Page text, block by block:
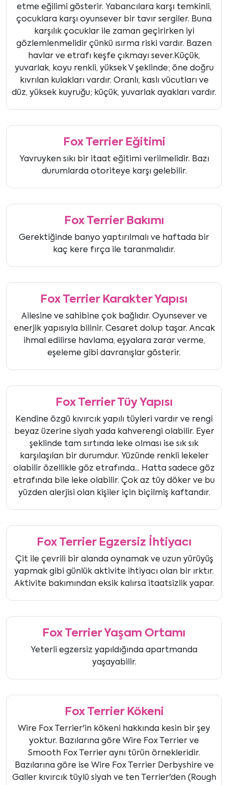
etme eğilimi gösterir. Yabancılara karşı temkinli,
çocuklara karşı oyunsever bir tavır sergiler. Buna
karşılık çocuklar ile zaman geçirirken iyi
gözlemlenmelidir çünkü ısırma riski vardır. Bazen
havlar ve etrafı keşfe çıkmayı sever.Küçük,
yuvarlak, koyu renkli, yüksek V şeklinde; öne doğru
kıvrılan kulakları vardır. Oranlı, kaslı vücutları ve
düz, yüksek kuyruğu; küçük, yuvarlak ayakları vardır.
Fox Terrier Eğitimi
Yavruyken sıkı bir itaat eğitimi verilmelidir. Bazı
durumlarda otoriteye karşı gelebilir.
Fox Terrier Bakımı
Gerektiğinde banyo yaptırılmalı ve haftada bir
kaç kere fırça ile taranmalıdır.
Fox Terrier Karakter Yapısı
Ailesine ve sahibine çok bağlıdır. Oyunsever ve
enerjik yapısıyla bilinir. Cesaret dolup taşar. Ancak
ihmal edilirse havlama, eşyalara zarar verme,
eşeleme gibi davranışlar gösterir.
Fox Terrier Tüy Yapısı
Kendine özgü kıvırcık yapılı tüyleri vardır ve rengi
beyaz üzerine siyah yada kahverengi olabilir. Eyer
şeklinde tam sırtında leke olması ise sık sık
karşılaşılan bir durumdur. Yüzünde renkli lekeler
olabilir özellikle göz etrafında... Hatta sadece göz
etrafında bile leke olabilir. Çok az tüy döker ve bu
yüzden alerjisi olan kişiler için biçilmiş kaftandır.
Fox Terrier Egzersiz İhtiyacı
Çit ile çevrili bir alanda oynamak ve uzun yürüyüş
yapmak gibi günlük aktivite ihtiyacı olan bir ırktır.
Aktivite bakımından eksik kalırsa itaatsizlik yapar.
Fox Terrier Yaşam Ortamı
Yeterli egzersiz yapıldığında apartmanda
yaşayabilir.
Fox Terrier Kökeni
Wire Fox Terrier'in kökeni hakkında kesin bir şey
yoktur. Bazılarına göre Wire Fox Terrier ve
Smooth Fox Terrier aynı türün örnekleridir.
Bazılarına göre ise Wire Fox Terrier Derbyshire ve
Galler kıvırcık tüylü siyah ve ten Terrier'den (Rough